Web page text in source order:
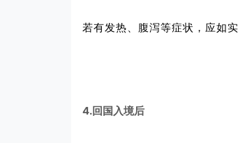
若有发热、腹泻等症状，应如
4.回国入境后